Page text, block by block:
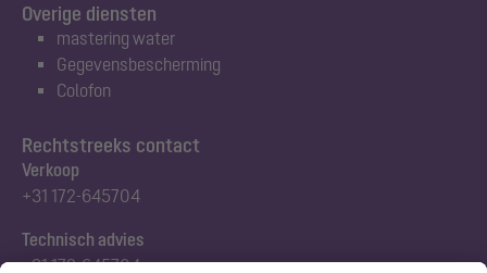
Rechtstreeks contact
Verkoop
+31 172-645704
Technisch advies
+31 172-645704
Overige diensten
mastering water
Gegevensbescherming
Colofon